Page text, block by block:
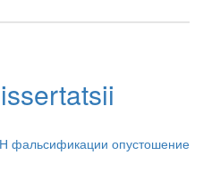
фальсификации опустошение